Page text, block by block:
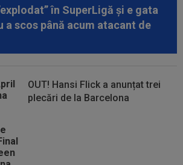
în SuperLigă și e gata
a scos până acum atacant de
OUT! Hansi Flick a anunțat trei
plecări de la Barcelona